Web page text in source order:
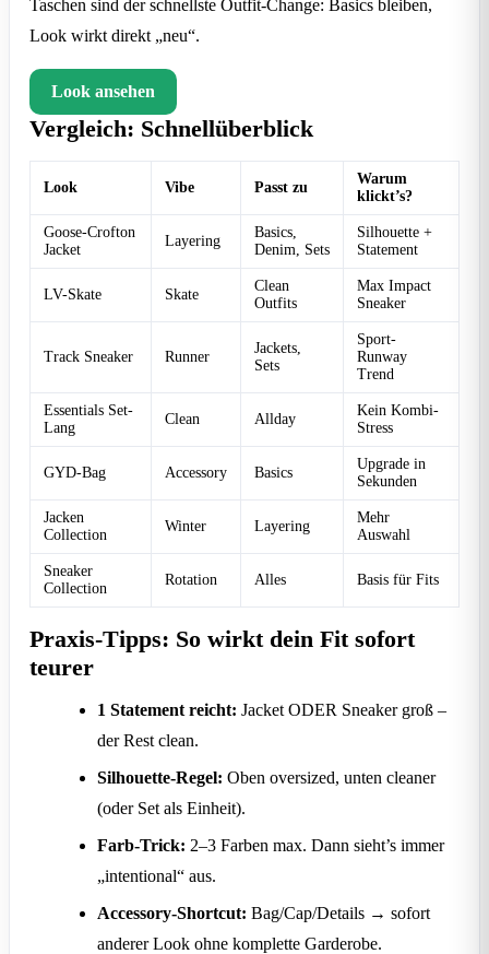
Taschen sind der schnellste Outfit-Change: Basics bleiben,
Look wirkt direkt „neu“.
Look ansehen
Vergleich: Schnellüberblick
Look Vibe Passt zu
Warum
klickt’s?
Goose-Crofton
Jacket
Layering
Basics,
Denim, Sets
Silhouette +
Statement
LV-Skate Skate
Clean
Outfits
Max Impact
Sneaker
Track Sneaker Runner
Jackets,
Sets
Sport-
Runway
Trend
Essentials Set-
Lang
Clean Allday
Kein Kombi-
Stress
GYD-Bag Accessory Basics
Upgrade in
Sekunden
Jacken
Collection
Winter Layering
Mehr
Auswahl
Sneaker
Collection
Rotation Alles Basis für Fits
Praxis-Tipps: So wirkt dein Fit sofort
teurer
1 Statement reicht: Jacket ODER Sneaker groß –
der Rest clean.
Silhouette-Regel: Oben oversized, unten cleaner
(oder Set als Einheit).
Farb-Trick: 2–3 Farben max. Dann sieht’s immer
„intentional“ aus.
Accessory-Shortcut: Bag/Cap/Details → sofort
anderer Look ohne komplette Garderobe.